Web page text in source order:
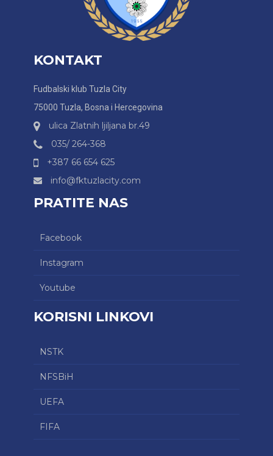
KONTAKT
Fudbalski klub Tuzla City
75000 Tuzla, Bosna i Hercegovina
ulica Zlatnih ljiljana br.49
035/ 264-368
+387 66 654 625
info@fktuzlacity.com
PRATITE NAS
Facebook
Instagram
Youtube
KORISNI LINKOVI
NSTK
NFSBiH
UEFA
FIFA